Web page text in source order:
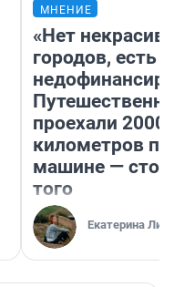
МНЕНИЕ
«Нет
городов, есть
проехали 2000
километров по
машине —
того
Екатерина